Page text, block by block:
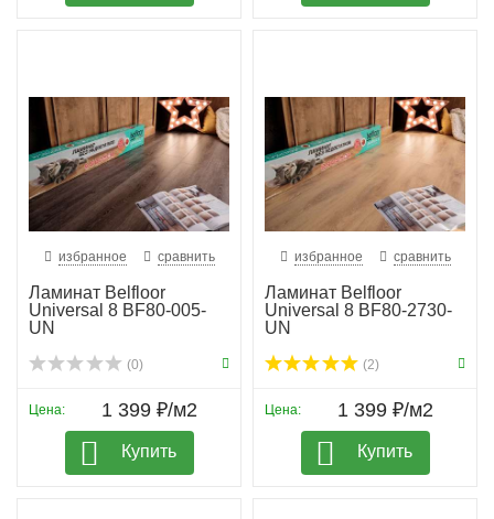
избранное сравнить
Ламинат Belfloor
Universal 8 BF80-005-
UN
(0)
Цена: 1 399 ₽/м2
Купить
избранное сравнить
Ламинат Belfloor
Universal 8 BF80-2730-
UN
(2)
Цена: 1 399 ₽/м2
Купить